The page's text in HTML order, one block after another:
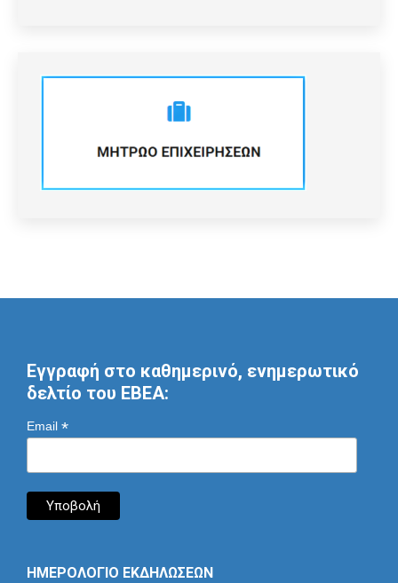
Εγγραφή στο καθημερινό, ενημερωτικό
δελτίο του ΕΒΕΑ:
Email *
ΗΜΕΡΟΛΟΓΙΟ ΕΚΔΗΛΩΣΕΩΝ